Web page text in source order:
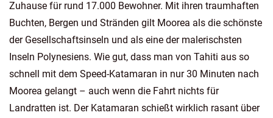
Zuhause für rund 17.000 Bewohner. Mit ihren traumhaften
Buchten, Bergen und Stränden gilt Moorea als die schönste
der Gesellschaftsinseln und als eine der malerischsten
Inseln Polynesiens. Wie gut, dass man von Tahiti aus so
schnell mit dem Speed-Katamaran in nur 30 Minuten nach
Moorea gelangt – auch wenn die Fahrt nichts für
Landratten ist. Der Katamaran schießt wirklich rasant über